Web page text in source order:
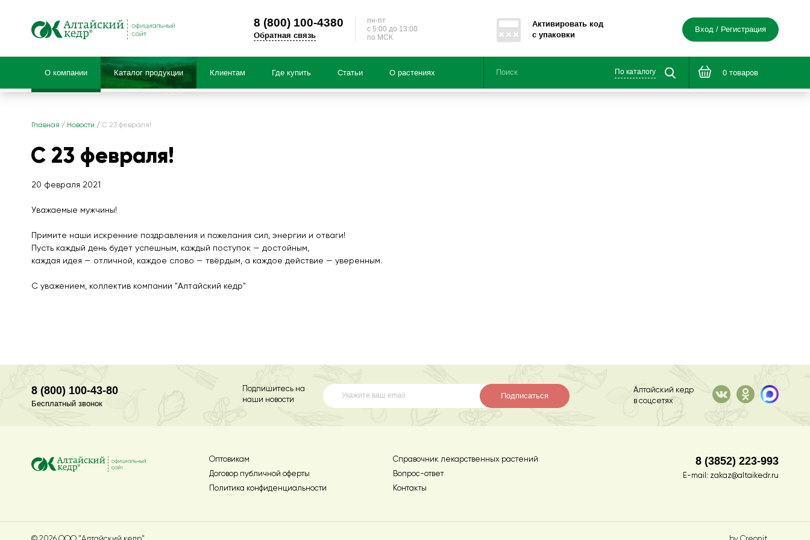
8 (800)100-4380
Обратная связь
пн-пт
c 5:00 до 13:00
по МСК
Активировать код
с упаковки
Вход / Регистрация
О компании Каталог продукции
НОВИНКИ! Травяные чаи
Специальные предложения
Клиентам Где купить Статьи О растениях По каталогу 0 товаров
Главная / Новости / С 23 февраля!
С 23 февраля!
20 февраля 2021
Уважаемые мужчины!
Примите наши искренние поздравления и пожелания сил, энергии и отваги!
Пусть каждый день будет успешным, каждый поступок — достойным,
каждая идея — отличной, каждое слово — твёрдым, а каждое действие — уверенным.
С уважением, коллектив компании "Алтайский кедр"
8 (800) 100-43-80
Бесплатный звонок
Подпишитесь на
наши новости
Подписаться
Алтайский кедр
в соцсетях
Оптовикам
Договор публичной оферты
Политика конфиденциальности
Справочник лекарственных растений
Вопрос-ответ
Контакты
8 (3852) 223-993
E-mail: zakaz@altaikedr.ru